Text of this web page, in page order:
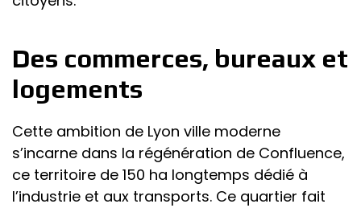
Des commerces, bureaux et
logements
Cette ambition de Lyon ville moderne
s’incarne dans la régénération de Confluence,
ce territoire de 150 ha longtemps dédié à
l’industrie et aux transports. Ce quartier fait